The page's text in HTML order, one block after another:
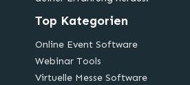
Top Kategorien
Online Event Software
Webinar Tools
Virtuelle Messe Software